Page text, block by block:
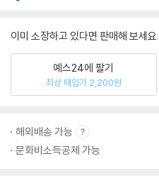
이미 소장하고 있다면 판매해 보세요.
예스24에 팔기
최상 매입가 2,200원
해외배송 가능
문화비소득공제 가능